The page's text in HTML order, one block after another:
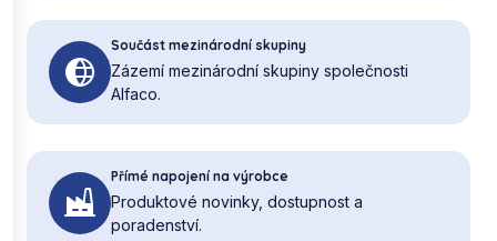
Součást mezinárodní skupiny
Zázemí mezinárodní skupiny společnosti
Alfaco.
Přímé napojení na výrobce
Produktové novinky, dostupnost a
poradenství.